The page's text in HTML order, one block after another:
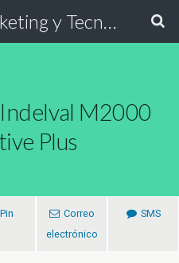
ISI Group Marketing y Tecnología
M2000
Plus
Pin
Correo
electrónico
SMS